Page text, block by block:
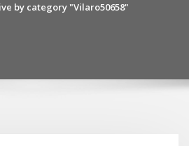
by category "Vilaro50658"